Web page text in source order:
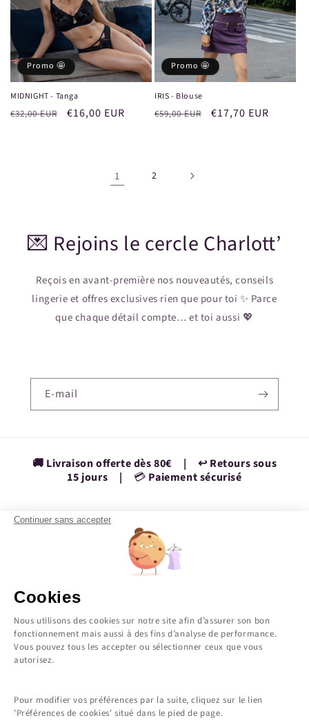
Continuer sans accepter
Cookies
Nous utilisons des cookies sur notre site afin d’assurer son bon
fonctionnement mais aussi à des fins d’analyse de performance.
Vous pouvez tous les accepter ou sélectionner ceux que vous
autorisez.
Pour modifier vos préférences par la suite, cliquez sur le lien
'Préférences de cookies' situé dans le pied de page.
Promo 🤩
MIDNIGHT - Tanga
Prix
€32,00 EUR
Prix
€16,00 EUR
Promo 🤩
IRIS - Blouse
Prix
€59,00 EUR
Prix
€17,70 EUR
1 2
💌 Rejoins le cercle Charlott’
Reçois en avant-première nos nouveautés, conseils
lingerie et offres exclusives rien que pour toi ✨ Parce
que chaque détail compte… et toi aussi 💖
E-mail
🚚 Livraison offerte dès 80€ | ↩️ Retours sous
15 jours | 💳 Paiement sécurisé
InstagramYouTube
France | EUR €
Moyens
© 2026, Charlott'Commerce électronique propulsé par Shopify